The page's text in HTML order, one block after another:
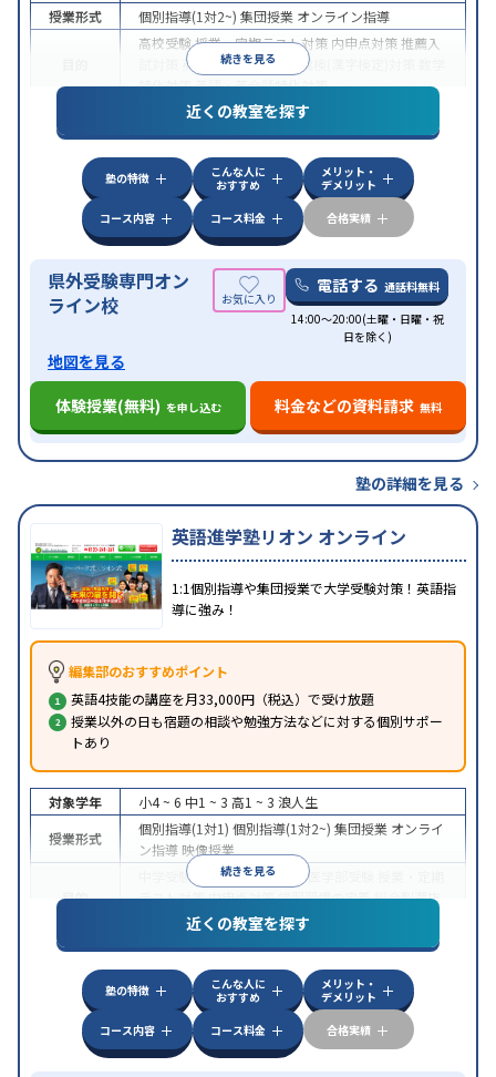
続きを見る
授業形式
個別指導(1対2~) 集団授業 オンライン指導
高校受験授業・定期テスト対策 内申点対策推薦入
英検(英語検定)対策 漢検(漢字検定)対策
特化対策英語・英会話特化対策
オンライン対応
近くの教室を探す
塾の特徴
こんな人に
おすすめ
メリット・
デメリット
コース内容
コース料金 合格実績
県外受験専門オン
ライン校
電話する 通話料無料
14:00～20:00(土曜・日曜・祝
日を除く)
地図を見る
体験授業(無料) を申し込む 料金などの資料請求 無料
塾の詳細を見る
英語進学塾リオン オンライン
1:1個別指導や集団授業で大学受験対策！英語指
導に強み！
編集部のおすすめポイント
英語4技能の講座を月33,000円（税込）で受け放題
授業以外の日も宿題の相談や勉強方法などに対する個別サポー
トあり
続きを見る
対象学年 小4 ~ 6 中1 ~ 3 高1 ~ 3 浪人生
授業形式
個別指導(1対1) 個別指導(1対2~) 集団授業 オンライ
ン指導 映像授業
目的
中学受験 高校受験大学受験 医学部受験
テスト対策内申点対策学習習慣の定着総合型選抜
(旧AO)対策 推薦入試対策学校別特化対策
特徴
中高一貫校生に対応特待生・奨学金制度あり成績
保証制度あり授業の振替可能 不登校生に対応
ライン対応
1科目から受講可能
季節講習のみの受講
近くの教室を探す
塾の特徴
こんな人に
おすすめ
メリット・
デメリット
コース内容
コース料金 合格実績